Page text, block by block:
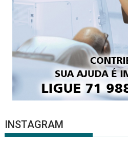
INSTAGRAM